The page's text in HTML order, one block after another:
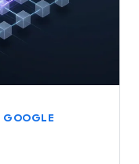
GOOGLE